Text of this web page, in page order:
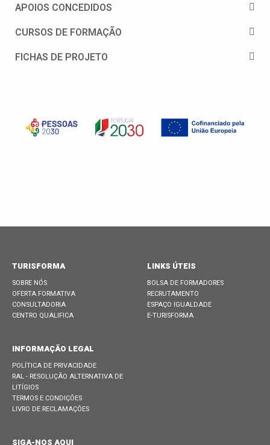
APOIOS CONCEDIDOS
CURSOS DE FORMAÇÃO
FICHAS DE PROJETO
TURISFORMA
SOBRE NÓS
OFERTA FORMATIVA
CONSULTADORIA
CENTRO QUALIFICA
LINKS ÚTEIS
BOLSA DE FORMADORES
RECRUTAMENTO
ESPAÇO IGUALDADE
E-TURISFORMA
INFORMAÇÃO LEGAL
POLÍTICA DE PRIVACIDADE
RAL - RESOLUÇÃO ALTERNATIVA DE
LITÍGIOS
TERMOS E CONDIÇÕES
LIVRO DE RECLAMAÇÕES
SIGA-NOS AQUI